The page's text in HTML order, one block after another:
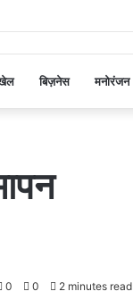
बिज़नेस मनोरंजन
0 0 2 minutes read